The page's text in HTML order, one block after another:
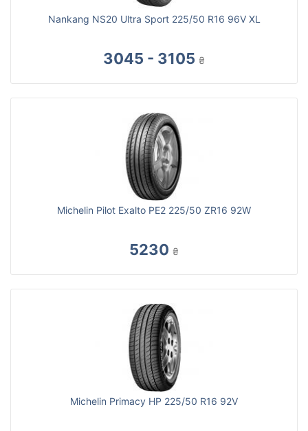
Nankang NS20 Ultra Sport 225/50 R16 96V XL
3045 - 3105 ₴
Michelin Pilot Exalto PE2 225/50 ZR16 92W
5230 ₴
Michelin Primacy HP 225/50 R16 92V